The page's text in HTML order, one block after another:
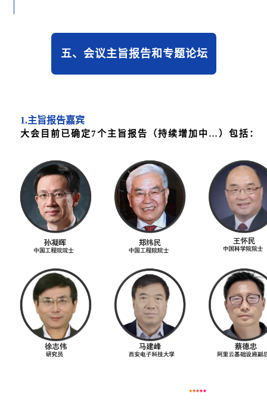
五、会议主旨报告和专题论坛
1.主旨报告嘉宾
大会目前已确定7个主旨报告（持续增加中…）包括：